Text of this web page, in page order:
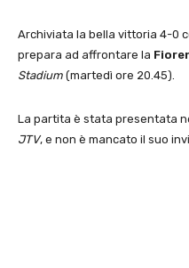
Archiviata la bella vittoria 4-0
prepara ad affrontare la
Stadium (martedì ore 20.45).
La partita è stata presentata
JTV, e non è mancato il suo